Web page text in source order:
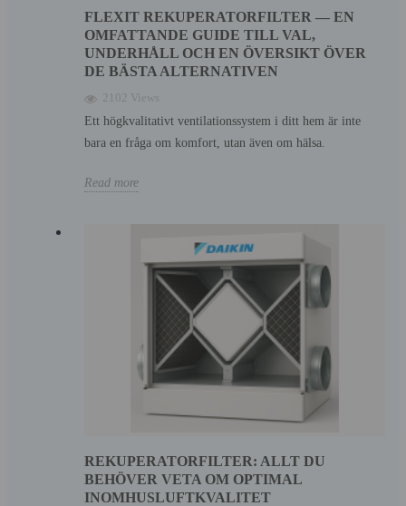
FLEXIT REKUPERATORFILTER — EN
OMFATTANDE GUIDE TILL VAL,
UNDERHÅLL OCH EN ÖVERSIKT ÖVER
DE BÄSTA ALTERNATIVEN
2102 Views
Ett högkvalitativt ventilationssystem i ditt hem är inte
bara en fråga om komfort, utan även om hälsa.
Read more
REKUPERATORFILTER: ALLT DU
BEHÖVER VETA OM OPTIMAL
INOMHUSLUFTKVALITET